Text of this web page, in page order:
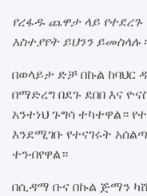
የረፋዱ ጨዋታ ላይ የተደረጉ
አስተያየት ይህንን
በወላይታ ድቻ በኩል
በማድረግ በደጉ ደበበ እና
አንተነህ ጉግሳ ተካተዋል።
እንደሚገቡ የተናገሩት
ተንብየዋል።
በሲዳማ ቡና በኩል ጅማን